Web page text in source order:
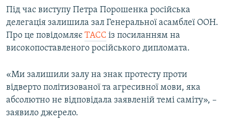
Під час виступу Петра Порошенка російська
делегація залишила зал Генеральної асамблеї ООН.
Про це повідомляє ТАСС із посиланням на
високопоставленого російського дипломата.
«Ми залишили залу на знак протесту проти
відверто політизованої та агресивної мови, яка
абсолютно не відповідала заявленій темі саміту», –
заявило джерело.